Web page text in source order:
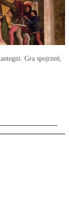
Gra spojrzeń,